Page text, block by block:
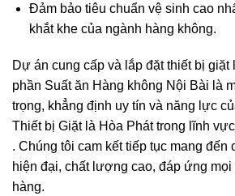
Đảm bảo tiêu chuẩn vệ sinh cao
khắt khe của ngành hàng không.
Dự án cung cấp và lắp đặt thiết bị giặt
phần Suất ăn Hàng không Nội Bài là
trọng, khẳng định uy tín và năng lực
Thiết bị Giặt là Hòa Phát trong lĩnh vực
. Chúng tôi cam kết tiếp tục mang đến
hiện đại, chất lượng cao, đáp ứng mọi
hàng.